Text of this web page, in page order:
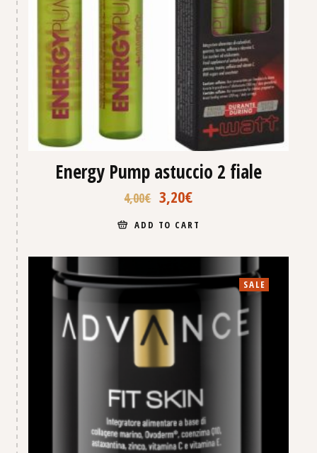
Energy Pump astuccio 2 fiale
4,00€ 3,20€
ADD TO CART
SALE